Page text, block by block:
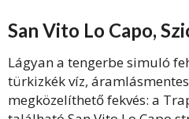
San Vito Lo Capo,
Lágyan a tengerbe simuló
türkizkék víz,
megközelíthető fekvés: a